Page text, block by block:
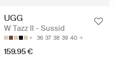
UGG
W Tazz II - Sussid
36 37 38 39 40
159.95 €